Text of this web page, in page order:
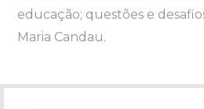
educação; questões e
Maria Candau.